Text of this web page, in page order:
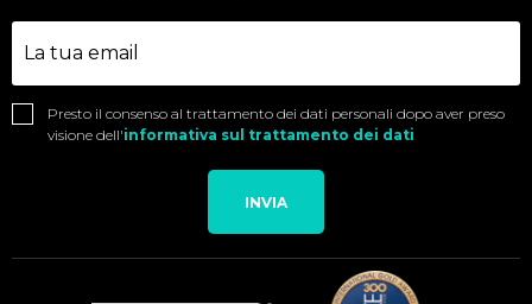
Presto il consenso al trattamento dei dati personali dopo aver preso
visione dell'informativa sul trattamento dei dati
INVIA